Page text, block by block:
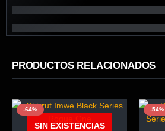
PRODUCTOS RELACIONADOS
-64%
SIN EXISTENCIAS
-54%